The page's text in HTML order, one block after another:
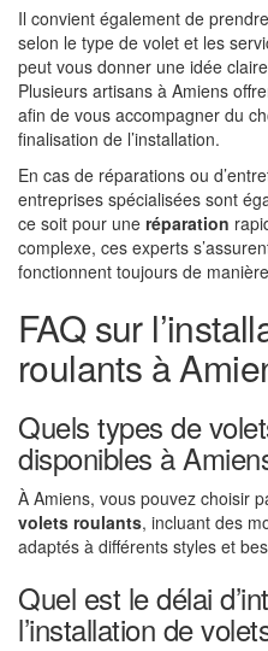
Il convient également de
selon le type de volet et les
peut vous donner une idée
Plusieurs artisans à Amiens
afin de vous accompagner du
finalisation de l’installation.
En cas de réparations ou
entreprises spécialisées sont
ce soit pour une réparation
complexe, ces experts
fonctionnent toujours de
FAQ sur
roulants à
Quels types de
disponibles à
À Amiens, vous pouvez choisir
volets roulants, incluant des
adaptés à différents styles et
Quel est le délai
l’installation de